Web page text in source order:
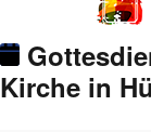
Kirche in